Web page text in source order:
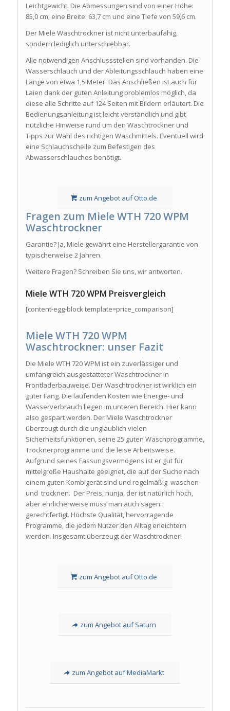
Leichtgewicht. Die Abmessungen sind von einer Höhe:
85,0 cm; eine Breite: 63,7 cm und eine Tiefe von 59,6 cm.
Der Miele Waschtrockner ist nicht unterbaufähig,
sondern lediglich unterschiebbar.
Alle notwendigen Anschlussstellen sind vorhanden. Die
Wasserschlauch und der Ableitungsschlauch haben eine
Länge von etwa 1,5 Meter. Das Anschließen ist auch für
Laien dank der guten Anleitung problemlos möglich, da
diese alle Schritte auf 124 Seiten mit Bildern erläutert. Die
Bedienungsanleitung ist leicht verständlich und gibt
nützliche Hinweise rund um den Waschtrockner und
Tipps zur Wahl des richtigen Waschmittels. Eventuell wird
eine Schlauchschelle zum Befestigen des
Abwasserschlauches benötigt.
zum Angebot auf Otto.de
Fragen zum Miele WTH 720 WPM
Waschtrockner
Garantie? Ja, Miele gewährt eine Herstellergarantie von
typischerweise 2 Jahren.
Weitere Fragen? Schreiben Sie uns, wir antworten.
Miele WTH 720 WPM Preisvergleich
[content-egg-block template=price_comparison]
Miele WTH 720 WPM
Waschtrockner: unser Fazit
Die Miele WTH 720 WPM ist ein zuverlässiger und
umfangreich ausgestatteter Waschtrockner in
Frontladerbauweise. Der Waschtrockner ist wirklich ein
guter Fang. Die laufenden Kosten wie Energie- und
Wasserverbrauch liegen im unteren Bereich. Hier kann
also gespart werden. Der Miele Waschtrockner
überzeugt durch die unglaublich vielen
Sicherheitsfunktionen, seine 25 guten Waschprogramme,
Trocknerprogramme und die leise Arbeitsweise.
Aufgrund seines Fassungsvermögens ist er gut für
mittelgroße Haushalte geeignet, die auf der Suche nach
einem guten Kombigerät sind und regelmäßig waschen
und trocknen. Der Preis, nunja, der ist natürlich hoch,
aber ehrlicherweise muss man auch sagen:
gerechtfertigt. Höchste Qualität, hervorragende
Programme, die jedem Nutzer den Alltag erleichtern
werden. Insgesamt überzeugt der Waschtrockner!
zum Angebot auf Otto.de
zum Angebot auf Saturn
zum Angebot auf MediaMarkt